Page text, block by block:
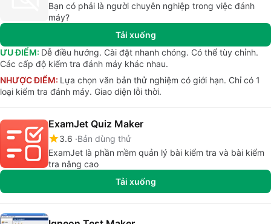
Bạn có phải là người chuyên nghiệp trong việc đánh
máy?
Tải xuống
ƯU ĐIỂM: Dễ điều hướng. Cài đặt nhanh chóng. Có thể tùy chỉnh.
Các cấp độ kiểm tra đánh máy khác nhau.
NHƯỢC ĐIỂM: Lựa chọn văn bản thử nghiệm có giới hạn. Chỉ có 1
loại kiểm tra đánh máy. Giao diện lỗi thời.
ExamJet Quiz Maker
3.6 Bản dùng thử
ExamJet là phần mềm quản lý bài kiểm tra và bài kiểm
tra nâng cao
Tải xuống